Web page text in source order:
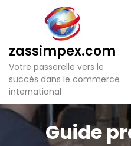
n
zassimpex.com
Votre passerelle vers le
succès dans le commerce
international
Guide